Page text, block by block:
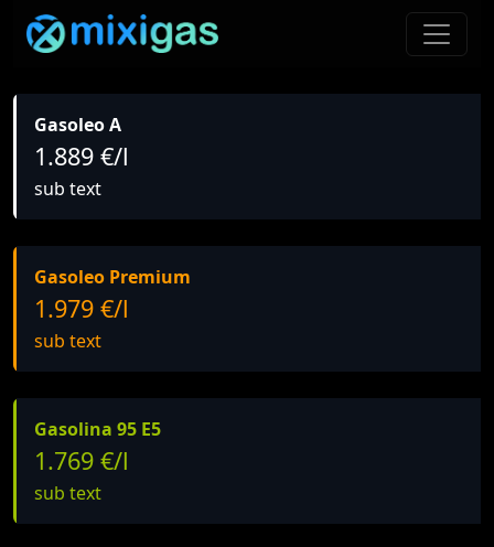
Gasoleo A
1.889 €/l
sub text
Gasoleo Premium
1.979 €/l
sub text
Gasolina 95 E5
1.769 €/l
sub text